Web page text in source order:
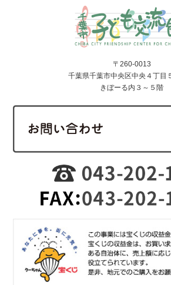
〒260-0013
千葉県千葉市中央区中央４丁目
きぼーる内３～５階